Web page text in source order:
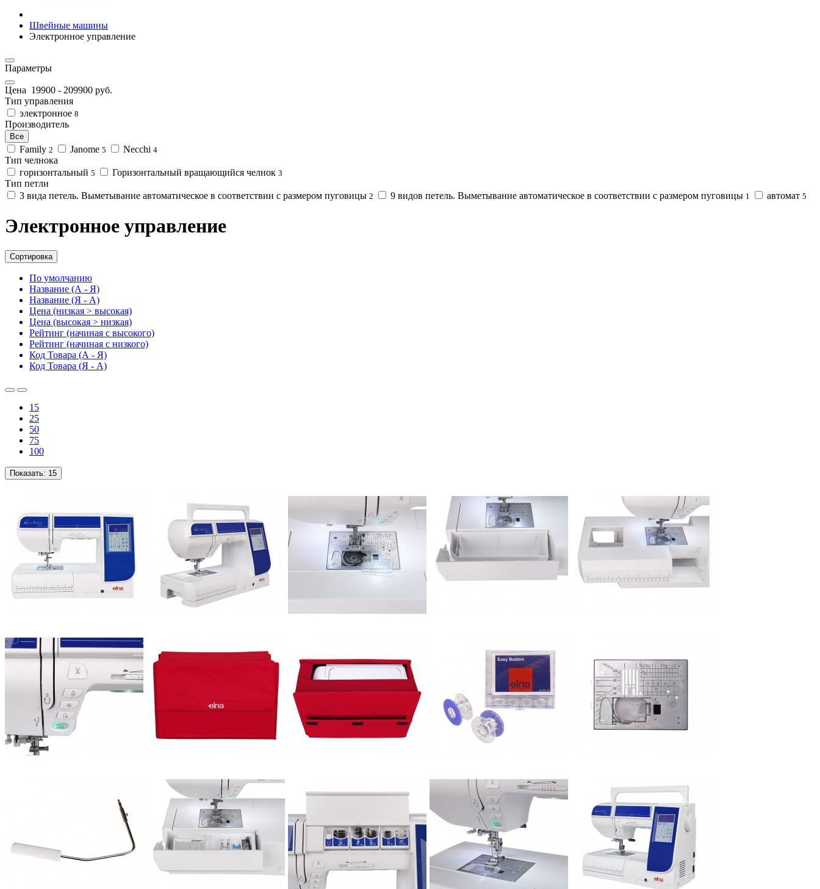
Швейные машины
Электронное управление
Параметры
Цена 19900 - 209900 руб.
Тип управления
электронное 8
Производитель
Все
Family 2 Janome 5 Necchi 4
Тип челнока
горизонтальный 5 Горизонтальный вращающийся челнок 3
Тип петли
3 вида петель. Выметывание автоматическое в соответствии с размером пуговицы 2 9 видов петель. Выметывание автоматическое в соответствии с размером пуговицы 1 автомат 5
Электронное управление
Сортировка
По умолчанию
Название (А - Я)
Название (Я - А)
Цена (низкая > высокая)
Цена (высокая > низкая)
Рейтинг (начиная с высокого)
Рейтинг (начиная с низкого)
Код Товара (А - Я)
Код Товара (Я - А)
15
25
50
75
100
Показать: 15